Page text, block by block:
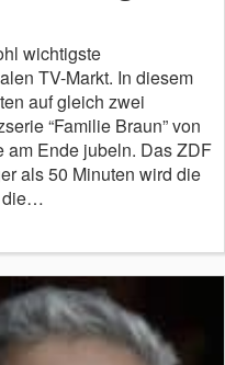
wichtigste
TV-Markt. In diesem
auf gleich zwei
“Familie Braun” von
am Ende jubeln. Das ZDF
als 50 Minuten wird die
die…